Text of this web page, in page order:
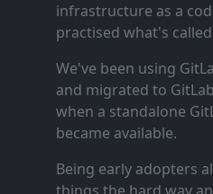
infrastructure as a
practised what's
We've been using
and migrated to
when a standalone
became available.
Being early adopters